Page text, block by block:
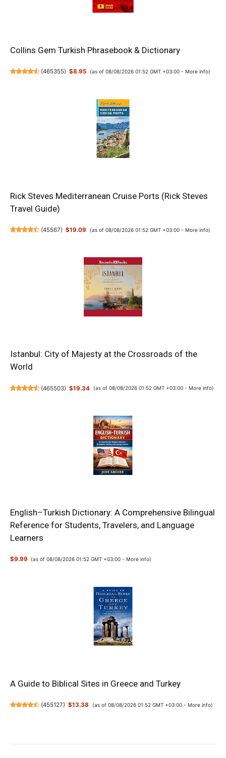
Collins Gem Turkish Phrasebook & Dictionary
(465355) $8.95 (as of 08/08/2026 01:52 GMT +03:00 - More info)
Rick Steves Mediterranean Cruise Ports (Rick Steves
Travel Guide)
(45567) $19.09 (as of 08/08/2026 01:52 GMT +03:00 - More info)
Istanbul: City of Majesty at the Crossroads of the
World
(465503) $19.34 (as of 08/08/2026 01:52 GMT +03:00 - More info)
English–Turkish Dictionary: A Comprehensive Bilingual
Reference for Students, Travelers, and Language
Learners
$9.99 (as of 08/08/2026 01:52 GMT +03:00 -More info)
A Guide to Biblical Sites in Greece and Turkey
(455127) $13.38 (as of 08/08/2026 01:52 GMT +03:00 - More info)